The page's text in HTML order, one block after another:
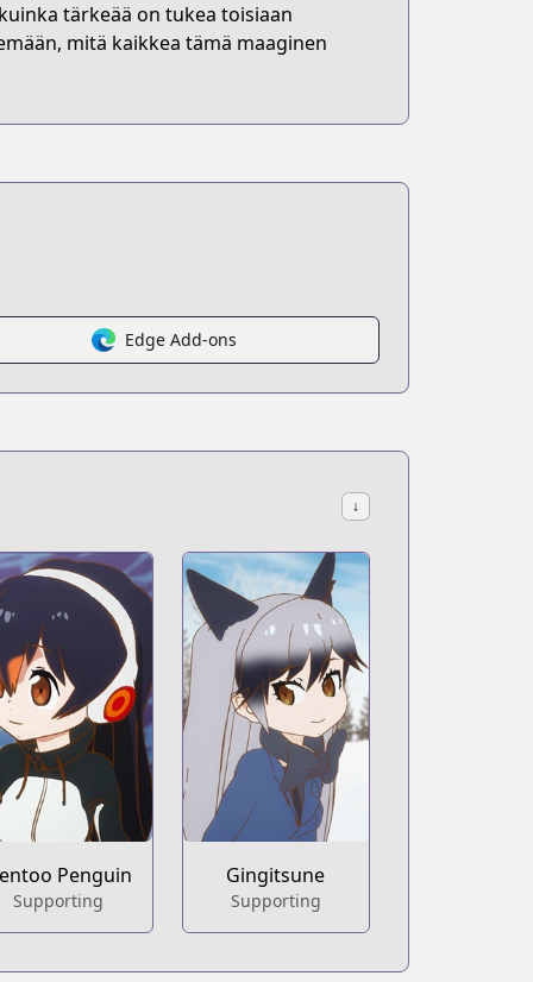
tärkeää on tukea toisiaan
mitä kaikkea tämä maaginen
Edge Add-ons
↓
Penguin
Supporting
Gingitsune
Supporting